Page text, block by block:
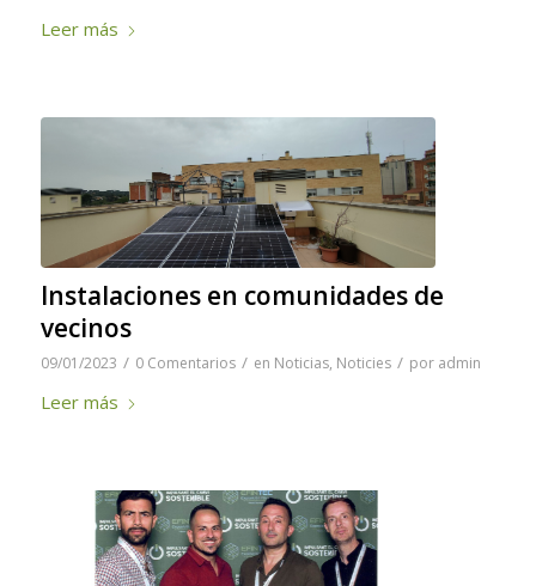
Leer más
Instalaciones en comunidades de
vecinos
09/01/2023 / 0 Comentarios / en Noticias, Noticies / por admin
Leer más